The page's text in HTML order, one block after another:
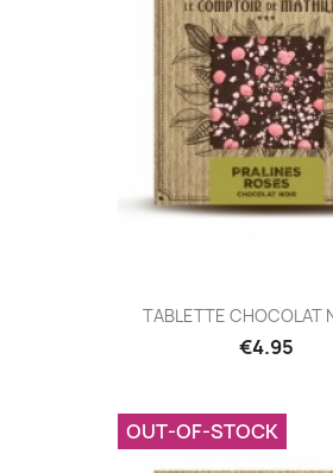
TABLETTE CHOCOLAT
€4.95
OUT-OF-STOCK